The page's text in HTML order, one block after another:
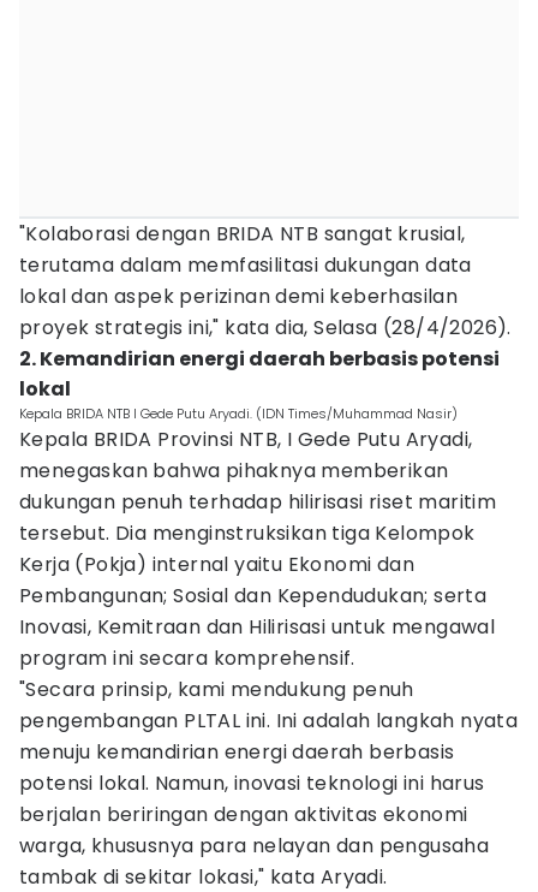
"Kolaborasi dengan BRIDA NTB sangat krusial,
terutama dalam memfasilitasi dukungan data
lokal dan aspek perizinan demi keberhasilan
proyek strategis ini," kata dia, Selasa (28/4/2026).
2. Kemandirian energi daerah berbasis potensi
lokal
Kepala BRIDA NTB I Gede Putu Aryadi. (IDN Times/Muhammad Nasir)
Kepala BRIDA Provinsi NTB, I Gede Putu Aryadi,
menegaskan bahwa pihaknya memberikan
dukungan penuh terhadap hilirisasi riset maritim
tersebut. Dia menginstruksikan tiga Kelompok
Kerja (Pokja) internal yaitu Ekonomi dan
Pembangunan; Sosial dan Kependudukan; serta
Inovasi, Kemitraan dan Hilirisasi untuk mengawal
program ini secara komprehensif.
"Secara prinsip, kami mendukung penuh
pengembangan PLTAL ini. Ini adalah langkah nyata
menuju kemandirian energi daerah berbasis
potensi lokal. Namun, inovasi teknologi ini harus
berjalan beriringan dengan aktivitas ekonomi
warga, khususnya para nelayan dan pengusaha
tambak di sekitar lokasi," kata Aryadi.